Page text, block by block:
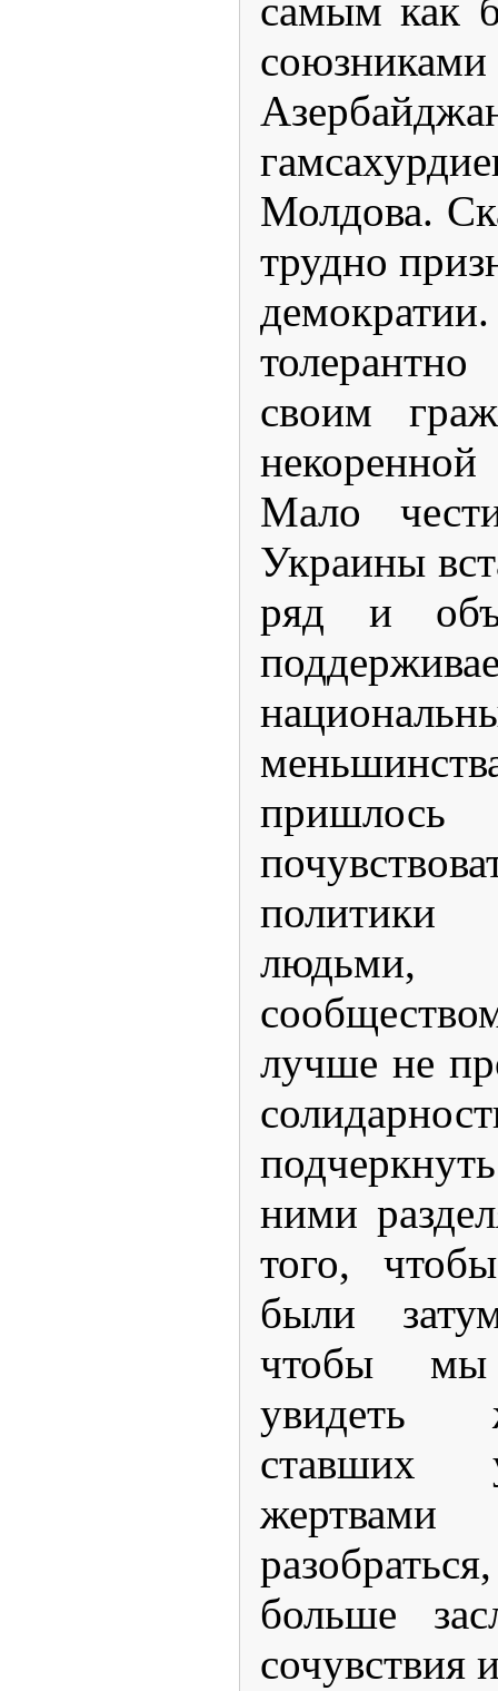
самым как
Молдова.
трудно
своим
Мало
Украины
ряд и
лучше не
ними
того,
были
чтобы
увидеть
ставших
больше
сочувствия